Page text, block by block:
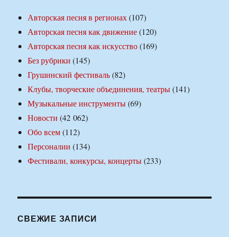
Авторская песня в регионах(107)
Авторская песня как движение(120)
Авторская песня как искусство(169)
Без рубрики (145)
Грушинский фестиваль(82)
Клубы, творческие объединения, театры(141)
Музыкальные инструменты(69)
Новости (42 062)
Обо всем(112)
Персоналии (134)
Фестивали, конкурсы, концерты(233)
СВЕЖИЕ ЗАПИСИ